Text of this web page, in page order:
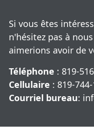
Si vous êtes
n'hésitez pas à
aimerions avoir de
Téléphone : 819-
Cellulaire : 819-
Courriel bureau: